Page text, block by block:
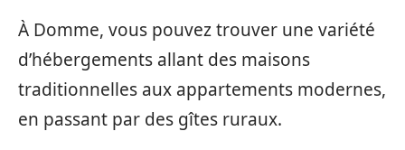
À Domme, vous pouvez trouver une variété
d’hébergements allant des maisons
traditionnelles aux appartements modernes,
en passant par des gîtes ruraux.